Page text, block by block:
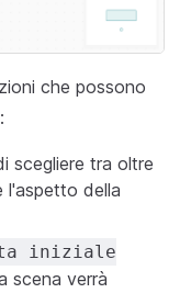
che possono
scegliere tra oltre
l'aspetto della
iniziale
scena verrà